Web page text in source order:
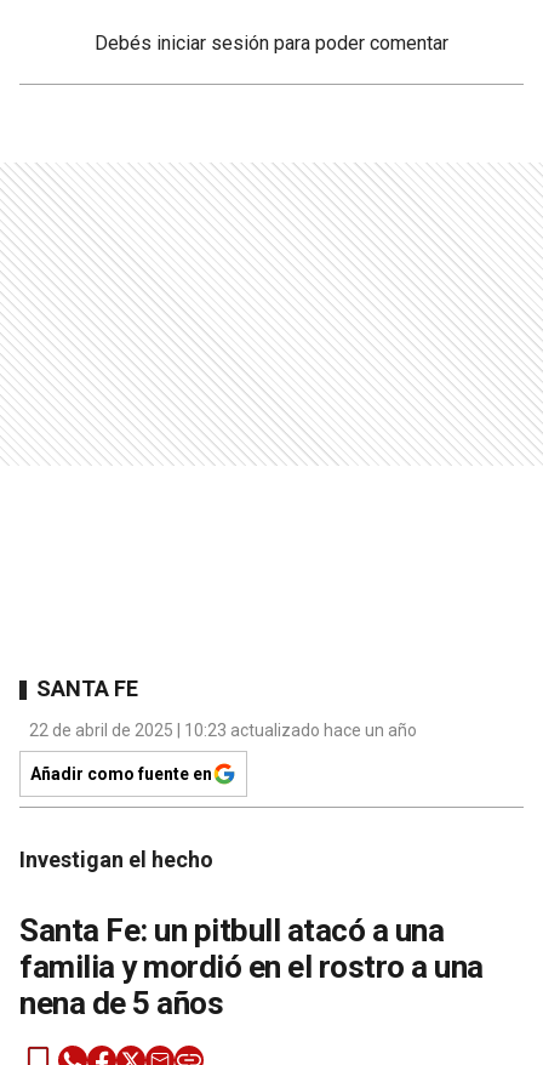
Debés iniciar sesión para poder comentar
SANTA FE
22 de abril de 2025 | 10:23 actualizado hace un año
Añadir como fuente en
Investigan el hecho
Santa Fe: un pitbull atacó a una
familia y mordió en el rostro a una
nena de 5 años